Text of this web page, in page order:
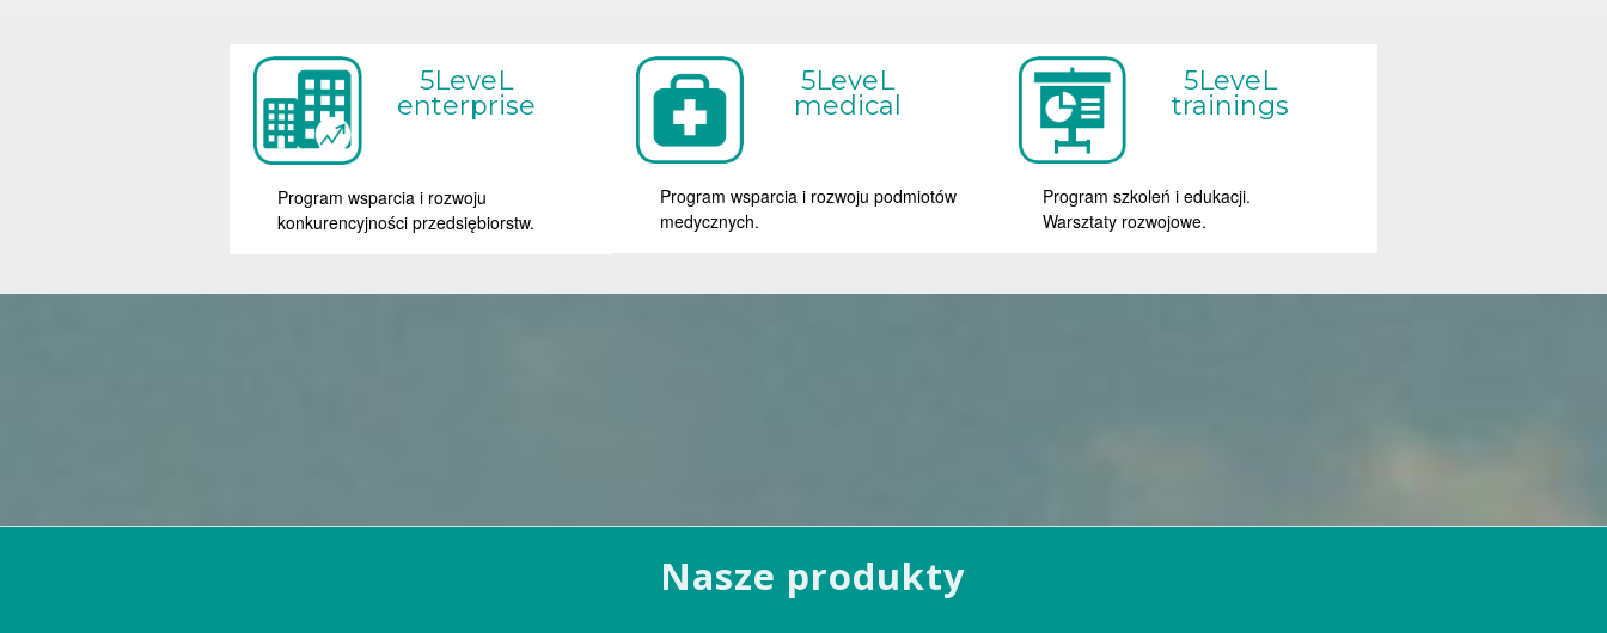
5LeveL
enterprise
Program wsparcia i rozwoju
konkurencyjności przedsiębiorstw.
5LeveL
medical
Program wsparcia i rozwoju podmiotów
medycznych.
5LeveL
trainings
Program szkoleń i edukacji.
Warsztaty rozwojowe.
Nasze produkty